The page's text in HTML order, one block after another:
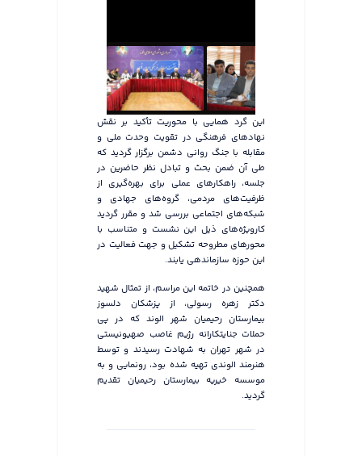
این گرد همایی با محوریت تأکید بر نقش
نهادهای فرهنگی در تقویت وحدت ملی و
مقابله با جنگ روانی دشمن برگزار گردید که
طی آن ضمن بحث و تبادل نظر حاضرین در
جلسه، راهکارهای عملی برای بهره‌گیری از
ظرفیت‌های مردمی، گروه‌های جهادی و
شبکه‌های اجتماعی بررسی شد و مقرر گردید
کارویژه‌های ذیل این نشست و متناسب با
محورهای مطروحه تشکیل و جهت فعالیت در
این حوزه سازماندهی یابند.
همچنین در خاتمه این مراسم، از تمثال شهید
دکتر زهره رسولی، از پزشکان دلسوز
بیمارستان رحیمیان شهر الوند که در پی
حملات جنایتکارانه رژیم غاصب صهیونیستی
در شهر تهران به شهادت رسیدند و توسط
هنرمند الوندی تهیه شده بود، رونمایی و به
موسسه خیریه بیمارستان رحیمیان تقدیم
گردید.